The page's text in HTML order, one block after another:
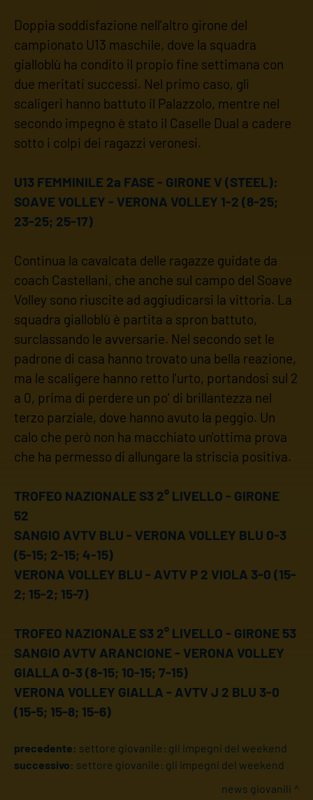
Doppia soddisfazione nell'altro girone del
campionato U13 maschile, dove la squadra
gialloblù ha condito il propio fine settimana con
due meritati successi. Nel primo caso, gli
scaligeri hanno battuto il Palazzolo, mentre nel
secondo impegno è stato il Caselle Dual a cadere
sotto i colpi dei ragazzi veronesi.
U13 FEMMINILE 2a FASE - GIRONE V (STEEL):
SOAVE VOLLEY - VERONA VOLLEY 1-2 (8-25;
23-25; 25-17)
Continua la cavalcata delle ragazze guidate da
coach Castellani, che anche sul campo del Soave
Volley sono riuscite ad aggiudicarsi la vittoria. La
squadra gialloblù è partita a spron battuto,
surclassando le avversarie. Nel secondo set le
padrone di casa hanno trovato una bella reazione,
ma le scaligere hanno retto l'urto, portandosi sul 2
a 0, prima di perdere un po' di brillantezza nel
terzo parziale, dove hanno avuto la peggio. Un
calo che però non ha macchiato un'ottima prova
che ha permesso di allungare la striscia positiva.
TROFEO NAZIONALE S3 2° LIVELLO - GIRONE
52
SANGIO AVTV BLU - VERONA VOLLEY BLU 0-3
(5-15; 2-15; 4-15)
VERONA VOLLEY BLU - AVTV P 2 VIOLA 3-0 (15-
2; 15-2; 15-7)
TROFEO NAZIONALE S3 2° LIVELLO - GIRONE 53
SANGIO AVTV ARANCIONE - VERONA VOLLEY
GIALLA 0-3 (8-15; 10-15; 7-15)
VERONA VOLLEY GIALLA - AVTV J 2 BLU 3-0
(15-5; 15-8; 15-6)
precedente: settore giovanile: gli impegni del weekend
successivo: settore giovanile: gli impegni del weekend
news giovanili